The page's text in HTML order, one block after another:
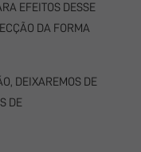
EFEITOS DESSE
DA FORMA
DEIXAREMOS DE
DE